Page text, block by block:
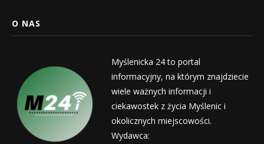
O NAS
Myślenicka 24 to portal
informacyjny, na którym znajdziecie
wiele ważnych informacji i
ciekawostek z życia Myślenic i
okolicznych miejscowości.
Wydawca: